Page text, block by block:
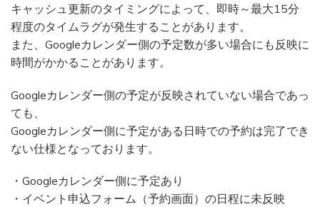
キャッシュ更新のタイミングによって、即時～最大15分
程度のタイムラグが発生することがあります。
また、Googleカレンダー側の予定数が多い場合にも反映に
時間がかかることがあります。
Googleカレンダー側の予定が反映されていない場合であっ
ても、
Googleカレンダー側に予定がある日時での予約は完了でき
ない仕様となっております。
・Googleカレンダー側に予定あり
・イベント申込フォーム（予約画面）の日程に未反映